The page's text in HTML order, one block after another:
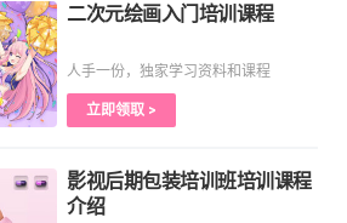
二次元绘画入门培训课程
人手一份，独家学习资料和课程
立即领取 >
影视后期包装培训班培训课程
介绍